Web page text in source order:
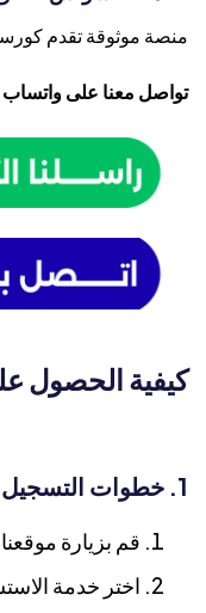
منصة موثوقة تقدم
تواصل معنا على واتساب
كيفية الحصول
قم بزيارة موقعنا.
اختر خدمة